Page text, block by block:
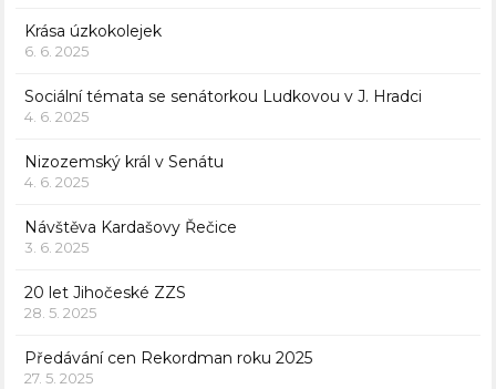
Krása úzkokolejek
6. 6. 2025
Sociální témata se senátorkou Ludkovou v J. Hradci
4. 6. 2025
Nizozemský král v Senátu
4. 6. 2025
Návštěva Kardašovy Řečice
3. 6. 2025
20 let Jihočeské ZZS
28. 5. 2025
Předávání cen Rekordman roku 2025
27. 5. 2025